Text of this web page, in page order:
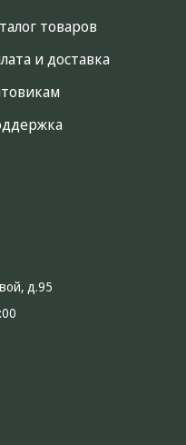
товаров
и доставка
д.95